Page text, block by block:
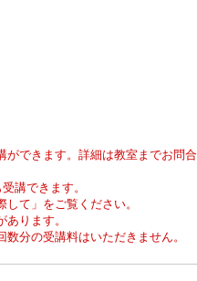
できます。詳細は教室までお問合
講できます。
て」をご覧ください。
ります。
分の受講料はいただきません。